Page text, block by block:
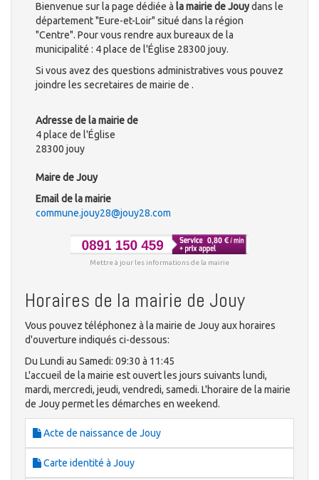
Bienvenue sur la page dédiée à la mairie de Jouydans le
département "Eure-et-Loir" situé dans la région
"Centre". Pour vous rendre aux bureaux de la
municipalité : 4 place de l'Église 28300 jouy.
Si vous avez des questions administratives vous pouvez
joindre les secretaires de mairie de .
Adresse de la mairie de
4 place de l'Église
28300 jouy
Maire de Jouy
Email de la mairie
commune.jouy28@jouy28.com
Mettre à jour les informations de la mairie
Horaires de la mairie de Jouy
Vous pouvez téléphonez à la mairie de Jouy aux horaires
d'ouverture indiqués ci-dessous:
Du Lundi au Samedi: 09:30 à 11:45
L'accueil de la mairie est ouvert les jours suivants lundi,
mardi, mercredi, jeudi, vendredi, samedi. L'horaire de la mairie
de Jouy permet les démarches en weekend.
Acte de naissance de Jouy
Carte identité à Jouy